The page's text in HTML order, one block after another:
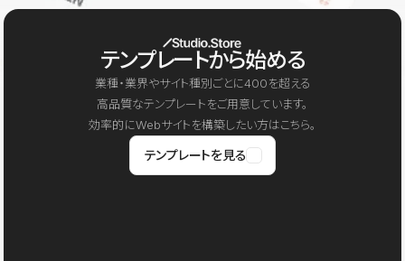
テンプレートから始める
業種・業界やサイト種別ごとに400を超える
高品質なテンプレートをご用意しています。
効率的にWebサイトを構築したい方はこちら。
テンプレートを見る